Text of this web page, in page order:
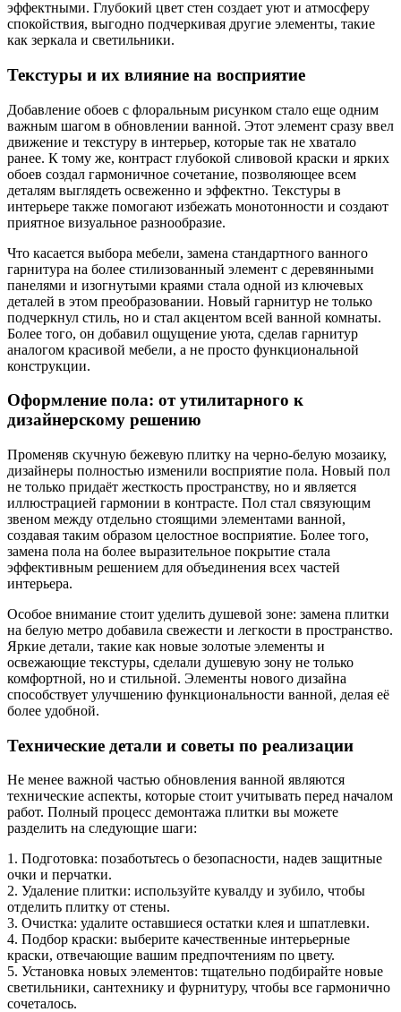
эффектными. Глубокий цвет стен создает уют и атмосферу
спокойствия, выгодно подчеркивая другие элементы, такие
как зеркала и светильники.
Текстуры и их влияние на восприятие
Добавление обоев с флоральным рисунком стало еще одним
важным шагом в обновлении ванной. Этот элемент сразу ввел
движение и текстуру в интерьер, которые так не хватало
ранее. К тому же, контраст глубокой сливовой краски и ярких
обоев создал гармоничное сочетание, позволяющее всем
деталям выглядеть освеженно и эффектно. Текстуры в
интерьере также помогают избежать монотонности и создают
приятное визуальное разнообразие.
Что касается выбора мебели, замена стандартного ванного
гарнитура на более стилизованный элемент с деревянными
панелями и изогнутыми краями стала одной из ключевых
деталей в этом преобразовании. Новый гарнитур не только
подчеркнул стиль, но и стал акцентом всей ванной комнаты.
Более того, он добавил ощущение уюта, сделав гарнитур
аналогом красивой мебели, а не просто функциональной
конструкции.
Оформление пола: от утилитарного к
дизайнерскому решению
Променяв скучную бежевую плитку на черно-белую мозаику,
дизайнеры полностью изменили восприятие пола. Новый пол
не только придаёт жесткость пространству, но и является
иллюстрацией гармонии в контрасте. Пол стал связующим
звеном между отдельно стоящими элементами ванной,
создавая таким образом целостное восприятие. Более того,
замена пола на более выразительное покрытие стала
эффективным решением для объединения всех частей
интерьера.
Особое внимание стоит уделить душевой зоне: замена плитки
на белую метро добавила свежести и легкости в пространство.
Яркие детали, такие как новые золотые элементы и
освежающие текстуры, сделали душевую зону не только
комфортной, но и стильной. Элементы нового дизайна
способствует улучшению функциональности ванной, делая её
более удобной.
Технические детали и советы по реализации
Не менее важной частью обновления ванной являются
технические аспекты, которые стоит учитывать перед началом
работ. Полный процесс демонтажа плитки вы можете
разделить на следующие шаги:
1. Подготовка: позаботьтесь о безопасности, надев защитные
очки и перчатки.
2. Удаление плитки: используйте кувалду и зубило, чтобы
отделить плитку от стены.
3. Очистка: удалите оставшиеся остатки клея и шпатлевки.
4. Подбор краски: выберите качественные интерьерные
краски, отвечающие вашим предпочтениям по цвету.
5. Установка новых элементов: тщательно подбирайте новые
светильники, сантехнику и фурнитуру, чтобы все гармонично
сочеталось.